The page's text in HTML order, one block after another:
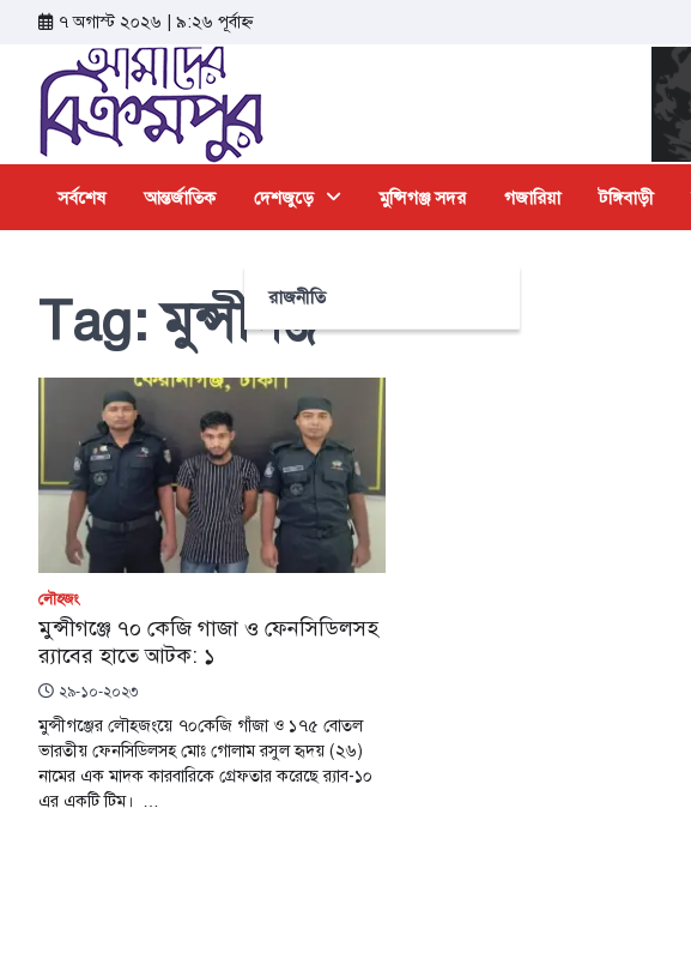
৭ অগাস্ট ২০২৬ | ৯:২৬ পূর্বাহ্ন
সর্বশেষ আন্তর্জাতিক দেশজুড়ে
রাজনীতি
মুন্সিগঞ্জ সদর গজারিয়া টঙ্গিবাড়ী
Tag:মুন্সীগঞ্জ
লৌহজং
মুন্সীগঞ্জে ৭০ কেজি গাজা ও ফেনসিডিলসহ
র‍্যাবের হাতে আটক: ১
২৯-১০-২০২৩
মুন্সীগঞ্জের লৌহজংয়ে ৭০কেজি গাঁজা ও ১৭৫ বোতল
ভারতীয় ফেনসিডিলসহ মোঃ গোলাম রসুল হৃদয় (২৬)
নামের এক মাদক কারবারিকে গ্রেফতার করেছে র‌্যাব-১০
এর একটি টিম। …